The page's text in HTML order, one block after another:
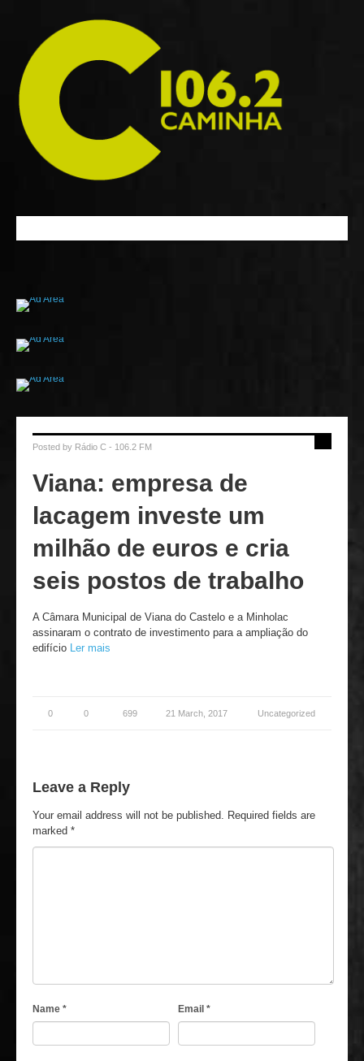
Posted by Rádio C - 106.2 FM
Viana: empresa de
lacagem investe um
milhão de euros e cria
seis postos de trabalho
A Câmara Municipal de Viana do Castelo e a Minholac
assinaram o contrato de investimento para a ampliação do
edifício Ler mais
0 0 699 21 March, 2017 Uncategorized
Leave a Reply
Your email address will not be published. Required fields are
marked *
Name * Email *